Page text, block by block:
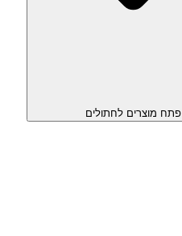
פתח מוצרים לחתולים